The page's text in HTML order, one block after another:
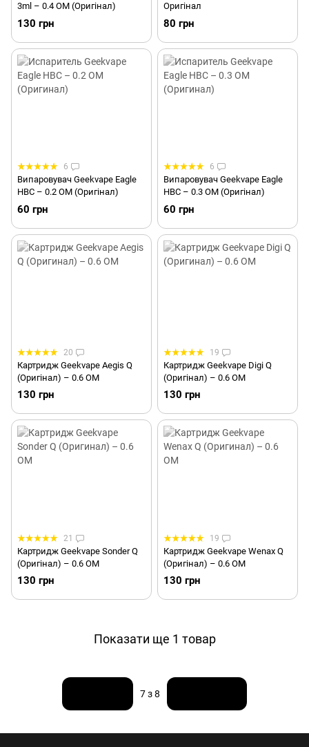
3ml – 0.4 ОМ (Оригінал)
130 грн
Оригінал
80 грн
6
Випаровувач Geekvape Eagle
HBC – 0.2 ОМ (Оригінал)
60 грн
6
Випаровувач Geekvape Eagle
HBC – 0.3 ОМ (Оригінал)
60 грн
20
Картридж Geekvape Aegis Q
(Оригінал) – 0.6 ОМ
130 грн
19
Картридж Geekvape Digi Q
(Оригінал) – 0.6 ОМ
130 грн
21
Картридж Geekvape Sonder Q
(Оригінал) – 0.6 ОМ
130 грн
19
Картридж Geekvape Wenax Q
(Оригінал) – 0.6 ОМ
130 грн
Показати ще 1 товар
7з 8